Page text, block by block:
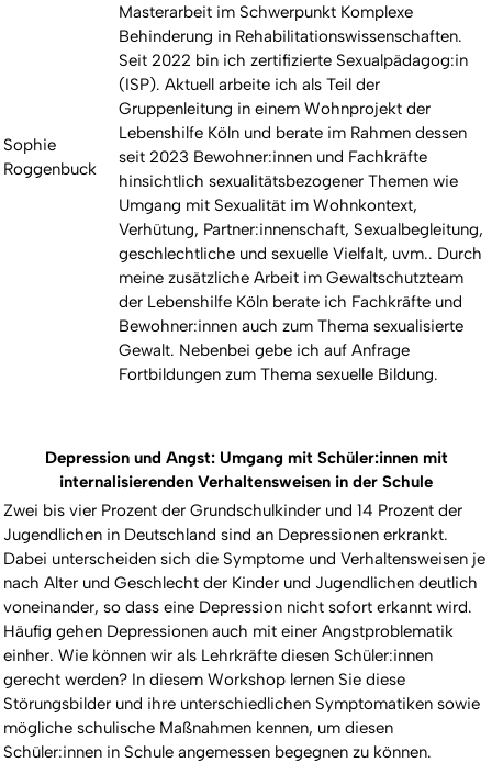
Sophie
Roggenbuck
Masterarbeit im Schwerpunkt Komplexe
Behinderung in Rehabilitationswissenschaften.
Seit 2022 bin ich zertifizierte Sexualpädagog:in
(ISP). Aktuell arbeite ich als Teil der
Gruppenleitung in einem Wohnprojekt der
Lebenshilfe Köln und berate im Rahmen dessen
seit 2023 Bewohner:innen und Fachkräfte
hinsichtlich sexualitätsbezogener Themen wie
Umgang mit Sexualität im Wohnkontext,
Verhütung, Partner:innenschaft, Sexualbegleitung,
geschlechtliche und sexuelle Vielfalt, uvm.. Durch
meine zusätzliche Arbeit im Gewaltschutzteam
der Lebenshilfe Köln berate ich Fachkräfte und
Bewohner:innen auch zum Thema sexualisierte
Gewalt. Nebenbei gebe ich auf Anfrage
Fortbildungen zum Thema sexuelle Bildung.
Depression und Angst: Umgang mit Schüler:innen mit
internalisierenden Verhaltensweisen in der Schule
Zwei bis vier Prozent der Grundschulkinder und 14 Prozent der
Jugendlichen in Deutschland sind an Depressionen erkrankt.
Dabei unterscheiden sich die Symptome und Verhaltensweisen je
nach Alter und Geschlecht der Kinder und Jugendlichen deutlich
voneinander, so dass eine Depression nicht sofort erkannt wird.
Häufig gehen Depressionen auch mit einer Angstproblematik
einher. Wie können wir als Lehrkräfte diesen Schüler:innen
gerecht werden? In diesem Workshop lernen Sie diese
Störungsbilder und ihre unterschiedlichen Symptomatiken sowie
mögliche schulische Maßnahmen kennen, um diesen
Schüler:innen in Schule angemessen begegnen zu können.